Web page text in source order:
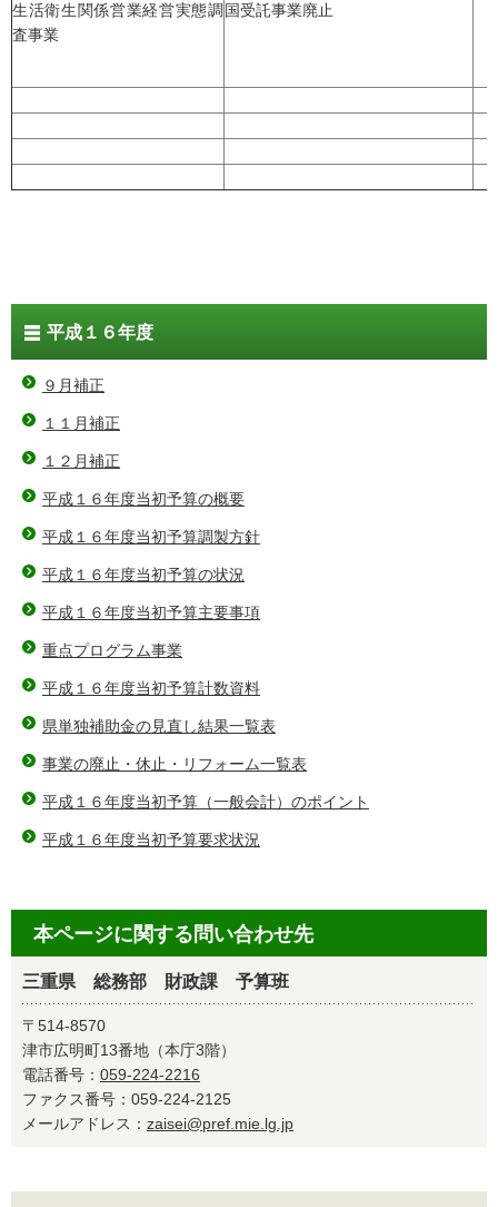
生活衛生関係営業経営実態調
査事業
国受託事業廃止
平成１６年度
９月補正
１１月補正
１２月補正
平成１６年度当初予算の概要
平成１６年度当初予算調製方針
平成１６年度当初予算の状況
平成１６年度当初予算主要事項
重点プログラム事業
平成１６年度当初予算計数資料
県単独補助金の見直し結果一覧表
事業の廃止・休止・リフォーム一覧表
平成１６年度当初予算（一般会計）のポイント
平成１６年度当初予算要求状況
本ページに関する問い合わせ先
三重県 総務部 財政課 予算班
〒514-8570
津市広明町13番地（本庁3階）
電話番号： 059-224-2216
ファクス番号：059-224-2125
メールアドレス： zaisei@pref.mie.lg.jp